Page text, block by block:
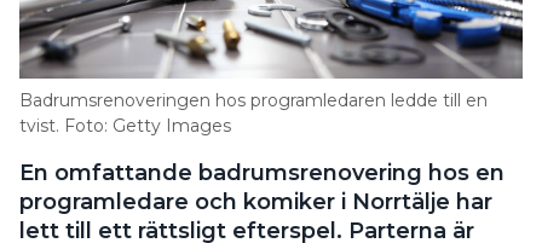
Badrumsrenoveringen hos programledaren ledde till en
tvist. Foto: Getty Images
En omfattande badrumsrenovering hos en
programledare och komiker i Norrtälje har
lett till ett rättsligt efterspel. Parterna är